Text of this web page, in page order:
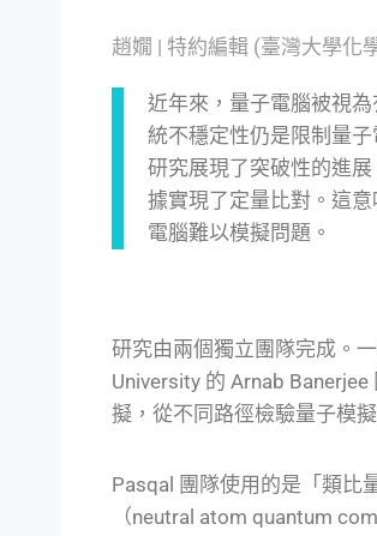
趙嫺 | 特約編輯 (臺灣大學化
近年來，量子電腦被視
統不穩定性仍是限制量
研究展現了突破性的進
據實現了定量比對。這
電腦難以模擬問題。
研究由兩個獨立團隊完成。
University 的 Arnab
擬，從不同路徑檢驗量子模
Pasqal 團隊使用的是「類比
（neutral atom quantum